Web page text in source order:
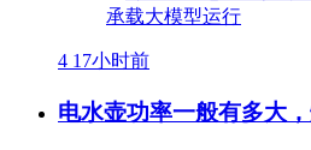
4 17小时前
电水壶功率一般有多大